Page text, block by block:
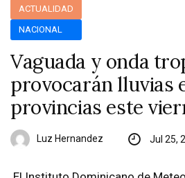
ACTUALIDAD
NACIONAL
Vaguada y onda
provocarán lluvias
provincias este
Luz Hernandez Jul 25,